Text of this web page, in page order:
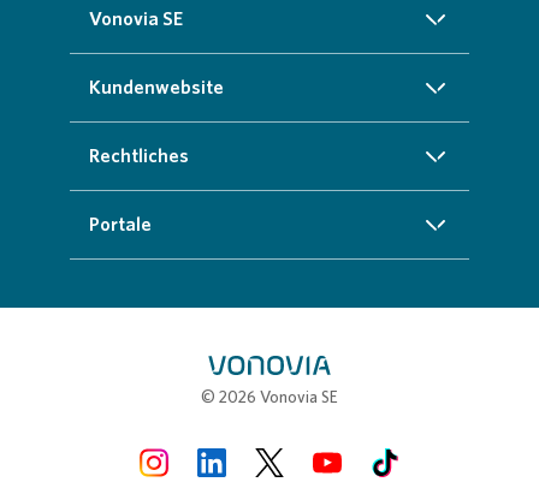
Vonovia SE
Über uns
Nachhaltigkeit
Kundenwebsite
Startseite
Kundenservice
Weitere Angebote
Rechtliches
Impressum
Portale
© 2026 Vonovia SE